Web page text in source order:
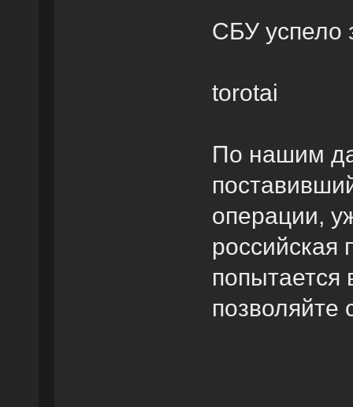
СБУ успело
torotai
По нашим
операции,
российская
позволяйте